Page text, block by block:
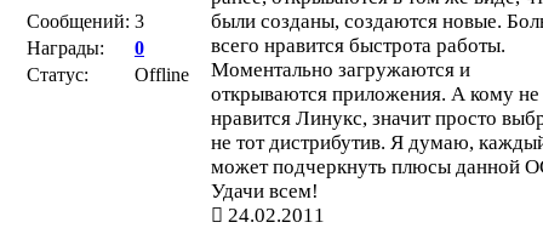
Сообщений: 3
Награды:
0
Статус:
Offline
были созданы, создаются новые.
всего нравится быстрота работы.
Моментально загружаются и
открываются приложения. А кому не
нравится Линукс, значит просто
не тот дистрибутив. Я думаю,
может подчеркнуть плюсы данной
Удачи всем!
24.02.2011